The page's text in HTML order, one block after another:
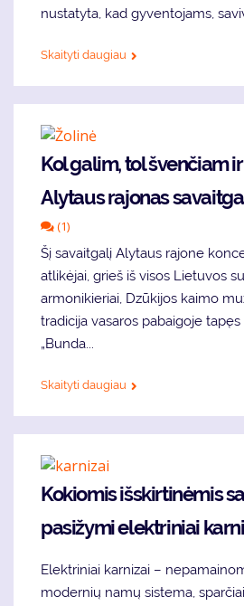
nu­sta­ty­ta, kad gy­ven­to­jams,
Skaityti daugiau
Kol galim, tol švenčiam
Alytaus rajonas
(1)
Šį savaitgalį Alytaus rajone
atlikėjai, grieš iš visos Lietuvos
armonikieriai, Dzūkijos kaimo
tradicija vasaros pabaigoje
„Bunda...
Skaityti daugiau
Kokiomis išskirtinėmis
pasižymi elektriniai
Elektriniai karnizai –
modernių namų sistema,